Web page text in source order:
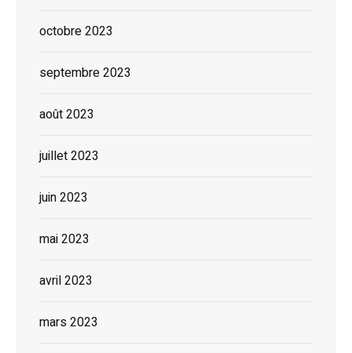
octobre 2023
septembre 2023
août 2023
juillet 2023
juin 2023
mai 2023
avril 2023
mars 2023